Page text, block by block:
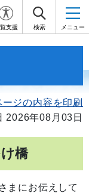
支援 検索 メニュー
ージの内容を印刷
2026年08月03日
橋
まにお伝えして